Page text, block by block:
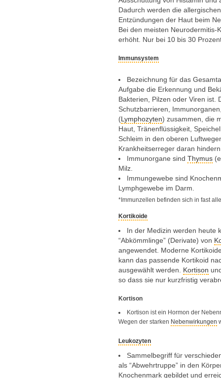
Dadurch werden die
Entzündungen der Haut beim
Bei den meisten Neurodermitis-
erhöht. Nur bei 10 bis 30
Immunsystem
Bezeichnung für das
Aufgabe die Erkennung und
Bakterien, Pilzen oder Viren ist.
Schutzbarrieren,
(Lymphozyten) zusammen, die
Haut, Tränenflüssigkeit,
Schleim in den oberen
Krankheitserreger daran
Immunorgane sind Thymus
Milz.
Immungewebe sind
Lymphgewebe im Darm.
*Immunzellen befinden sich in fast
Kortikoide
In der Medizin werden heute
“Abkömmlinge” (Derivate) von
angewendet. Moderne
kann das passende Kortikoid
ausgewählt werden. Kortison
so dass sie nur kurzfristig
Kortison
Kortison ist ein Hormon der
Wegen der starken Nebenwirkungen
Leukozyten
Sammelbegriff für
als “Abwehrtruppe” in den
Knochenmark gebildet und